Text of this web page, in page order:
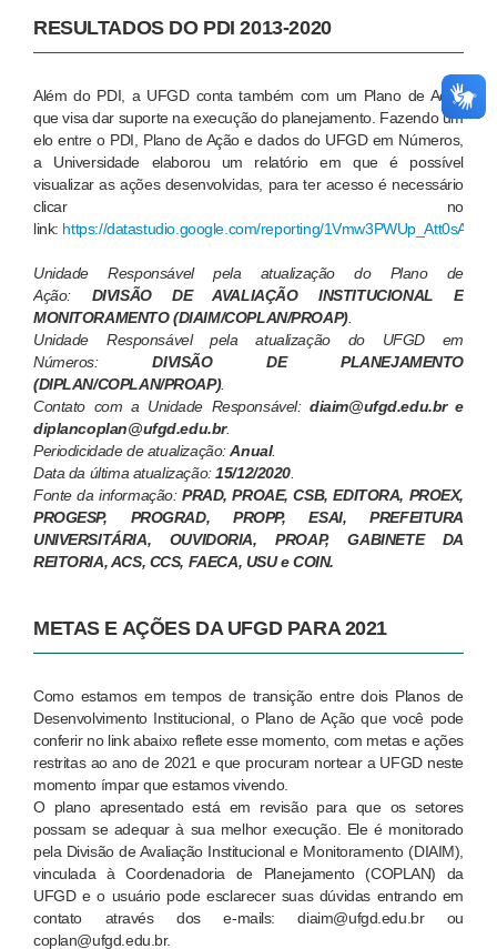
RESULTADOS DO PDI 2013-2020
Além do PDI, a UFGD conta também com um Plano de Ação
que visa dar suporte na execução do planejamento. Fazendo um
elo entre o PDI, Plano de Ação e dados do UFGD em Números,
a Universidade elaborou um relatório em que é possível
visualizar as ações desenvolvidas, para ter acesso é necessário
clicar no
link: https://datastudio.google.com/reporting/
Unidade Responsável pela atualização do Plano de
Ação:
DIVISÃO DE AVALIAÇÃO INSTITUCIONAL E
MONITORAMENTO (DIAIM/COPLAN/PROAP).
Unidade Responsável pela atualização do UFGD em
Números:
DIVISÃO DE PLANEJAMENTO
(DIPLAN/COPLAN/PROAP).
Contato com a Unidade Responsável:diaim@ufgd.edu.br e
diplancoplan@ufgd.edu.br.
Periodicidade de atualização:Anual.
Data da última atualização:15/12/2020.
Fonte da informação:PRAD, PROAE, CSB, EDITORA, PROEX,
PROGESP, PROGRAD, PROPP, ESAI, PREFEITURA
UNIVERSITÁRIA, OUVIDORIA, PROAP, GABINETE DA
REITORIA, ACS, CCS, FAECA, USU e COIN.
METAS E AÇÕES DA UFGD PARA 2021
Como estamos em tempos de transição entre dois Planos de
Desenvolvimento Institucional, o Plano de Ação que você pode
conferir no link abaixo reflete esse momento, com metas e ações
restritas ao ano de 2021 e que procuram nortear a UFGD neste
momento ímpar que estamos vivendo.
O plano apresentado está em revisão para que os setores
possam se adequar à sua melhor execução. Ele é monitorado
pela Divisão de Avaliação Institucional e Monitoramento (DIAIM),
vinculada à Coordenadoria de Planejamento (COPLAN) da
UFGD e o usuário pode esclarecer suas dúvidas entrando em
contato através dos e-mails: diaim@ufgd.edu.br ou
coplan@ufgd.edu.br.